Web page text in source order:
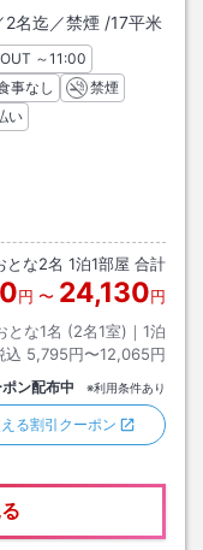
2名迄／禁煙 /17平米
ン チェックアウト
～11:00
事なし
禁煙
い
とな2名 1泊1部屋 合計
円 〜 24,130円
とな1名 (2名1室)｜ 1泊
込 5,795円〜12,065円
ン配布中 ※利用条件あり
る割引クーポン